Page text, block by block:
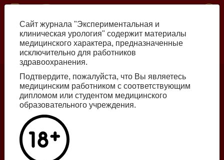
Перейти
основному
содержанию
Номер №2, 2026
Галлюцинации больших языковых моделей
в клинической урологии
Сайт журнала "Экспериментальная и
клиническая урология" содержит материалы
медицинского характера, предназначенные
исключительно для работников
здравоохранения.
Подтвердите, пожалуйста, что Вы являетесь
медицинским работником с соответствующим
дипломом или студентом медицинского
образовательного учреждения.